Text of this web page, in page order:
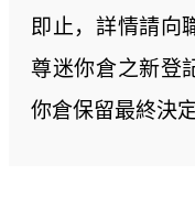
即止，詳情請向
尊迷你倉之新登
你倉保留最終決定